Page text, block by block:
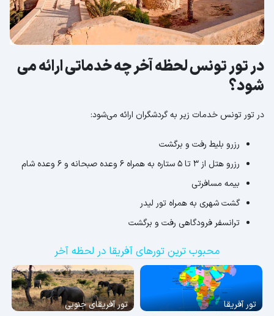
در تور تونس لحظه آخر چه خدماتی ارائه می
شود؟
در تور تونس خدمات زیر به گردشگران ارائه می‌شود:
رزرو بلیط رفت و برگشت
رزرو هتل از 3 تا 5 ستاره به همراه 6 وعده صبحانه و 6 وعده شام
بیمه مسافرتی
گشت شهری به همراه تور لیدر
ترانسفر فرودگاهی رفت و برگشت
محبوب ترین تورهای آفریقا در لحظه آخر
تور آفریقا تور آفریقای جنوبی